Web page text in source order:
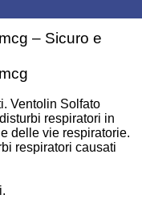
– Sicuro e
Ventolin Solfato
respiratori in
delle vie respiratorie.
respiratori causati